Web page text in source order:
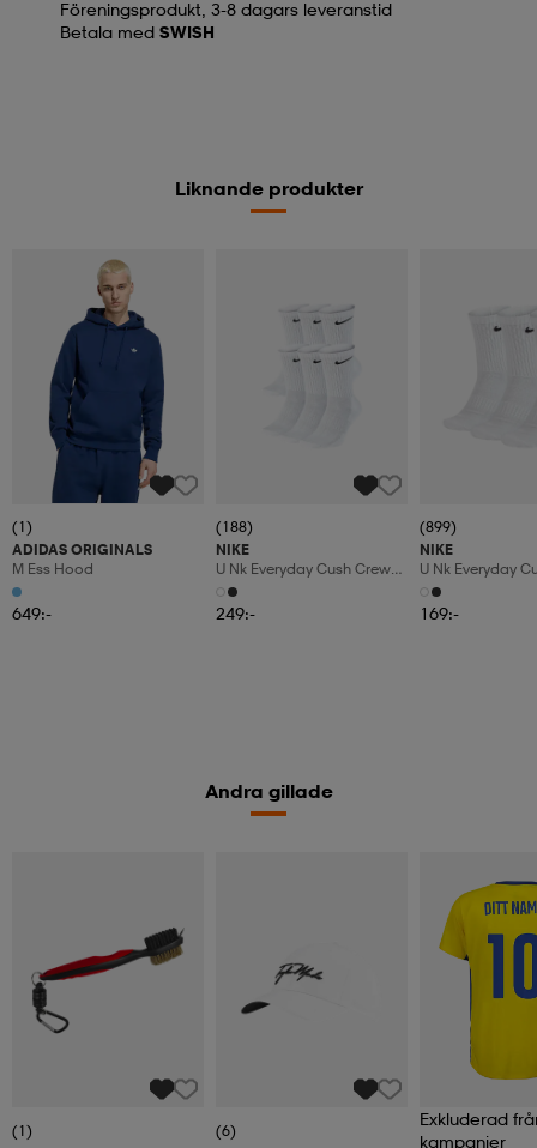
Föreningsprodukt, 3-8 dagars leveranstid
Betala med SWISH
Liknande produkter
(1)
ADIDAS ORIGINALS
M Ess Hood
649:-
(188)
NIKE
U Nk Everyday Cush Crew
6pr-Bd
249:-
(899)
NIKE
U Nk Everyday
3pr
169:-
Andra gillade
(1)
(6)
Exkluderad
kampanjer